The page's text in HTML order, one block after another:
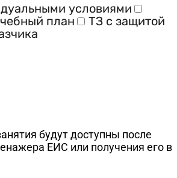
условиями
план
ТЗ с защитой
будут доступны после
ЕИС или получения его в